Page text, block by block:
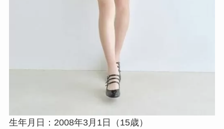
生年月日：2008年3月1日（15歳）